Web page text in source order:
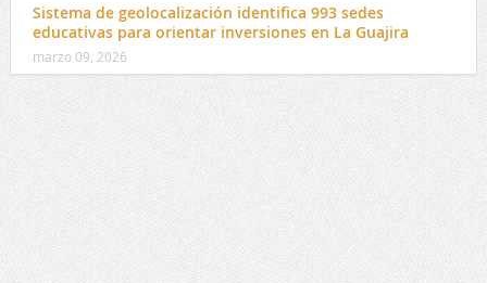
Sistema de geolocalización identifica 993 sedes
educativas para orientar inversiones en La Guajira
marzo 09, 2026